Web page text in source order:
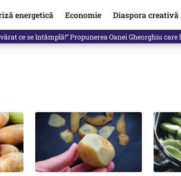
energetică Economie Diaspora creativă
de premier. Cine ar putea conduce Guvernul din